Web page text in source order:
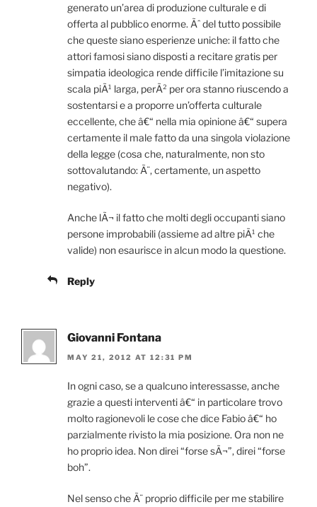
generato un’area di produzione culturale e di
offerta al pubblico enorme. Ãˆ del tutto possibile
che queste siano esperienze uniche: il fatto che
attori famosi siano disposti a recitare gratis per
simpatia ideologica rende difficile l’imitazione su
scala piÃ¹ larga, perÃ² per ora stanno riuscendo a
sostentarsi e a proporre un’offerta culturale
eccellente, che â€“ nella mia opinione â€“ supera
certamente il male fatto da una singola violazione
della legge (cosa che, naturalmente, non sto
sottovalutando: Ã¨, certamente, un aspetto
negativo).
Anche lÃ¬ il fatto che molti degli occupanti siano
persone improbabili (assieme ad altre piÃ¹ che
valide) non esaurisce in alcun modo la questione.
Reply
Giovanni Fontana
MAY 21, 2012 AT 12:31 PM
In ogni caso, se a qualcuno interessasse, anche
grazie a questi interventi â€“ in particolare trovo
molto ragionevoli le cose che dice Fabio â€“ ho
parzialmente rivisto la mia posizione. Ora non ne
ho proprio idea. Non direi “forse sÃ¬”, direi “forse
boh”.
Nel senso che Ã¨ proprio difficile per me stabilire